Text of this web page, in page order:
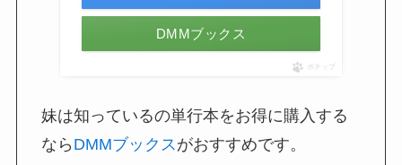
DMMブックス
ポチップ
妹は知っているの単行本をお得に購入する
なら DMMブックス がおすすめです。